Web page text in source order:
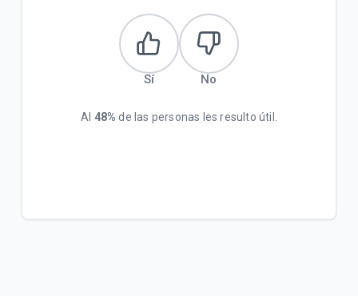
Sí No
Al 48% de las personas les resulto útil.